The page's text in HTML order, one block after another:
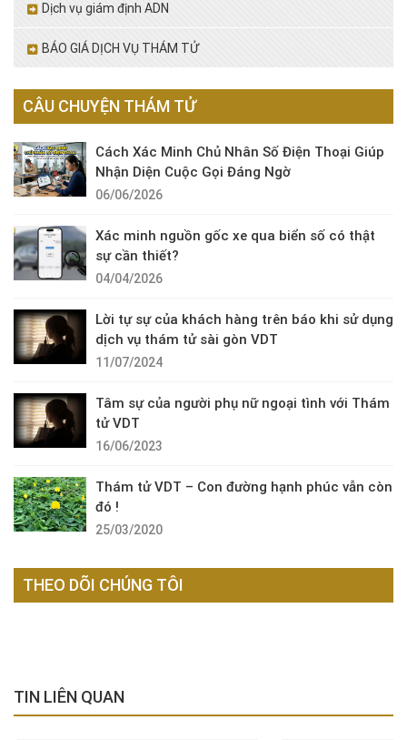
Dịch vụ giám định ADN
BÁO GIÁ DỊCH VỤ THÁM TỬ
CÂU CHUYỆN THÁM TỬ
Cách Xác Minh Chủ Nhân Số Điện Thoại Giúp
Nhận Diện Cuộc Gọi Đáng Ngờ
06/06/2026
Xác minh nguồn gốc xe qua biển số có thật
sự cần thiết?
04/04/2026
Lời tự sự của khách hàng trên báo khi sử dụng
dịch vụ thám tử sài gòn VDT
11/07/2024
Tâm sự của người phụ nữ ngoại tình với Thám
tử VDT
16/06/2023
Thám tử VDT – Con đường hạnh phúc vẫn còn
đó !
25/03/2020
THEO DÕI CHÚNG TÔI
TIN LIÊN QUAN